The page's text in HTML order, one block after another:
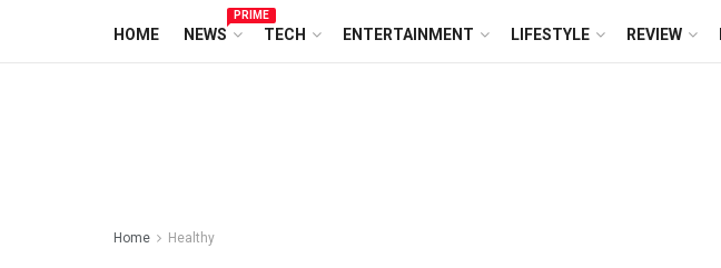
HOME NEWS
PRIME
TECH ENTERTAINMENT LIFESTYLE REVIEW
Home Healthy